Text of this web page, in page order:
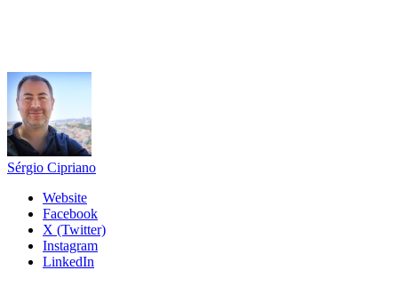
Sérgio Cipriano
Website
Facebook
X (Twitter)
Instagram
LinkedIn